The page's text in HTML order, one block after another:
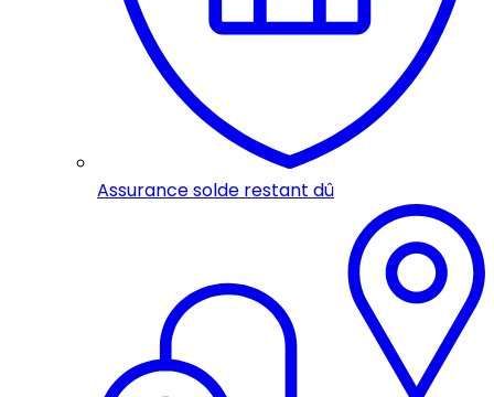
Assurance solde restant dû